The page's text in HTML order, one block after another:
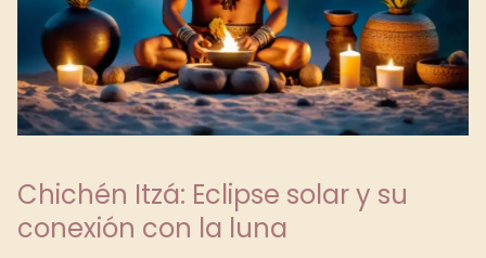
Chichén Itzá: Eclipse solar y su
conexión con la luna